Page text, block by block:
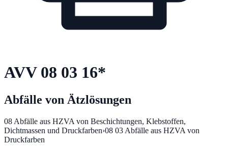
AVV 08 03 16*
Abfälle von Ätzlösungen
08 Abfälle aus HZVA von Beschichtungen, Klebstoffen,
Dichtmassen und Druckfarben›08 03 Abfälle aus HZVA von
Druckfarben